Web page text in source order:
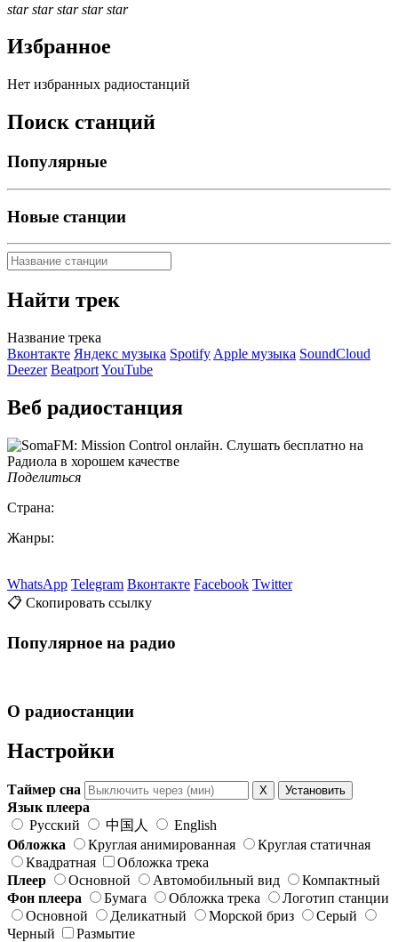
star star star star star
Избранное
Нет избранных радиостанций
Поиск станций
Популярные
Новые станции
Найти трек
Название трека
Вконтакте Яндекс музыка Spotify Apple музыка SoundCloud
Deezer BeatportYouTube
Веб радиостанция
Поделиться
Страна:
Жанры:
WhatsApp Telegram Вконтакте Facebook Twitter
📋 Скопировать ссылку
Популярное на радио
О радиостанции
Настройки
Таймер сна X Установить
Язык плеера
Русский
中国人
English
Обложка
Круглая анимированная
Круглая статичная
Квадратная
Обложка трека
Плеер
Основной Автомобильный вид
Компактный
Фон плеера
Бумага Обложка трека
Логотип станции
Основной
Деликатный Морской бриз
Серый
Черный
Размытие